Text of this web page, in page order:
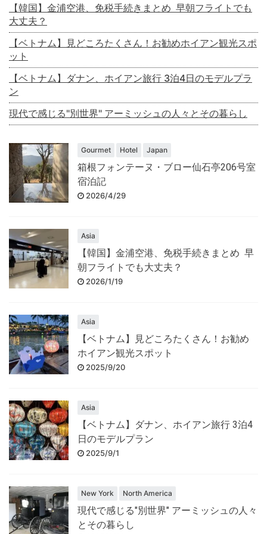
【韓国】金浦空港、免税手続きまとめ 早朝フライトでも
大丈夫？
【ベトナム】見どころたくさん！お勧めホイアン観光スポ
ット
【ベトナム】ダナン、ホイアン旅行 3泊4日のモデルプラ
ン
現代で感じる"別世界" アーミッシュの人々とその暮らし
Gourmet Hotel Japan
箱根フォンテーヌ・ブロー仙石亭206号室
宿泊記
2026/4/29
Asia
【韓国】金浦空港、免税手続きまとめ 早
朝フライトでも大丈夫？
2026/1/19
Asia
【ベトナム】見どころたくさん！お勧め
ホイアン観光スポット
2025/9/20
Asia
【ベトナム】ダナン、ホイアン旅行 3泊4
日のモデルプラン
2025/9/1
New York North America
現代で感じる"別世界" アーミッシュの人々
とその暮らし